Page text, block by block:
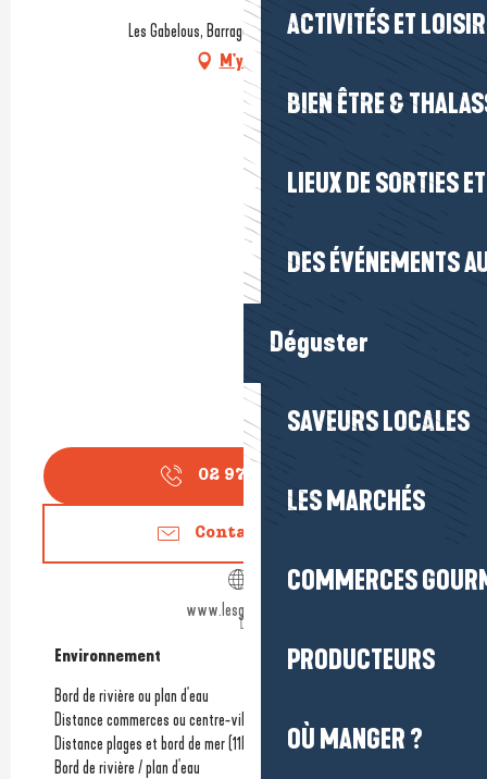
ACTIVITÉS ET
BIEN ÊTRE &
LIEUX DE SORTIES
DES ÉVÉNEMENTS
Déguster
SAVEURS LOCALES
LES MARCHÉS
COMMERCES
PRODUCTEURS
OÙ MANGER ?
Les Gabelous, Barrage d'Arzal, 56190 Arzal
M'y rendre
02 97 45 05
Contactez-nous
www.lesgabelous.fr
Environnement
Environnement
Bord de rivière ou plan d'eau
Distance commerces ou centre-ville
Distance plages et bord de mer(11km)
Bord de rivière / plan d'eau